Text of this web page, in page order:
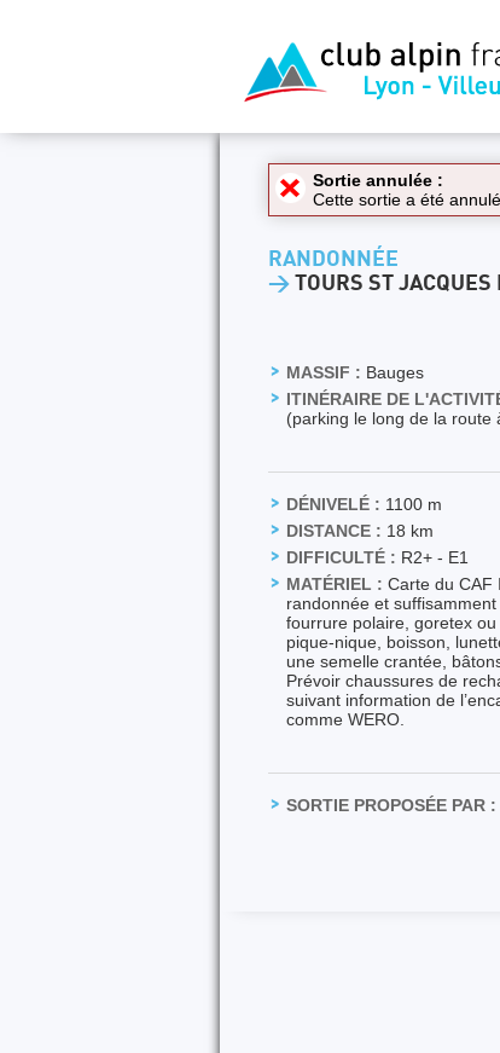
Sortie annulée :
Cette sortie a été
RANDONNÉE
> TOURS ST
MASSIF : Bauges
ITINÉRAIRE DE
(parking le long de la route
DÉNIVELÉ : 1100 m
DISTANCE : 18 km
DIFFICULTÉ : R2+ - E1
MATÉRIEL : Carte du CAF
randonnée et
fourrure polaire, goretex
pique-nique, boisson,
une semelle crantée,
Prévoir chaussures de
suivant information de
comme WERO.
SORTIE PROPOSÉE PAR :